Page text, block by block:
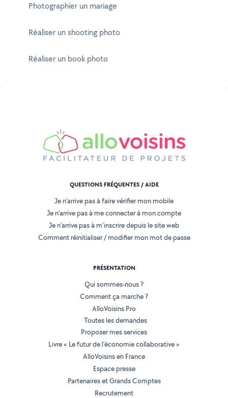
Photographier un mariage
Réaliser un shooting photo
Réaliser un book photo
QUESTIONS FRÉQUENTES / AIDE
Je n'arrive pas à faire vérifier mon mobile
Je n'arrive pas à me connecter à mon compte
Je n'arrive pas à m'inscrire depuis le site web
Comment réinitialiser / modifier mon mot de passe
PRÉSENTATION
Qui sommes-nous ?
Comment ça marche ?
AlloVoisins Pro
Toutes les demandes
Proposer mes services
Livre « Le futur de l'économie collaborative »
AlloVoisins en France
Espace presse
Partenaires et Grands Comptes
Recrutement